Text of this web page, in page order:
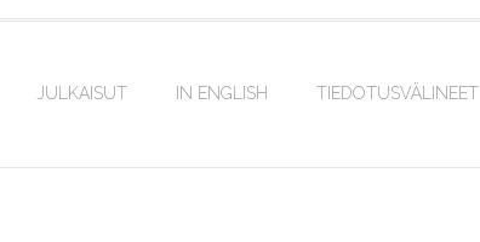
JULKAISUT IN ENGLISH TIEDOTUSVÄLINEET